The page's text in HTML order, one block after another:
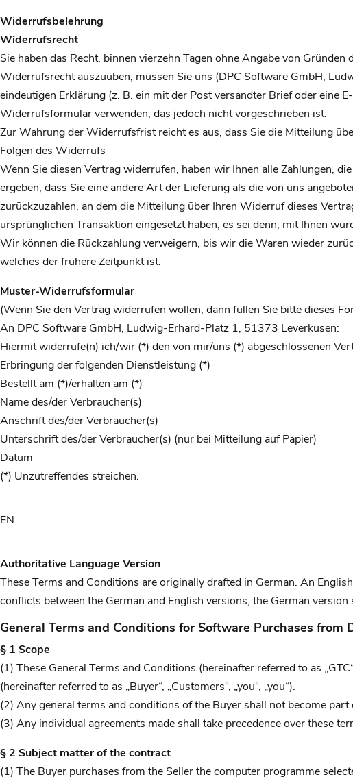
Widerrufsbelehrung
Widerrufsrecht
Sie haben das Recht, binnen vierzehn Tagen ohne Angabe von
Widerrufsrecht auszuüben, müssen Sie uns (DPC Software GmbH,
eindeutigen Erklärung (z. B. ein mit der Post versandter Brief oder eine
Widerrufsformular verwenden, das jedoch nicht vorgeschrieben ist.
Zur Wahrung der Widerrufsfrist reicht es aus, dass Sie die Mitteilung
Folgen des Widerrufs
Wenn Sie diesen Vertrag widerrufen, haben wir Ihnen alle Zahlungen,
ergeben, dass Sie eine andere Art der Lieferung als die von uns
zurückzuzahlen, an dem die Mitteilung über Ihren Widerruf dieses
ursprünglichen Transaktion eingesetzt haben, es sei denn, mit Ihnen
Wir können die Rückzahlung verweigern, bis wir die Waren wieder
welches der frühere Zeitpunkt ist.
Muster-Widerrufsformular
(Wenn Sie den Vertrag widerrufen wollen, dann füllen Sie bitte dieses
An DPC Software GmbH, Ludwig-Erhard-Platz 1, 51373 Leverkusen:
Hiermit widerrufe(n) ich/wir (*) den von mir/uns (*) abgeschlossenen
Erbringung der folgenden Dienstleistung (*)
Bestellt am (*)/erhalten am (*)
Name des/der Verbraucher(s)
Anschrift des/der Verbraucher(s)
Unterschrift des/der Verbraucher(s) (nur bei Mitteilung auf Papier)
Datum
(*) Unzutreffendes streichen.
EN
Authoritative Language Version
These Terms and Conditions are originally drafted in German. An
conflicts between the German and English versions, the German
General Terms and Conditions for Software Purchases from
§ 1 Scope
(1) These General Terms and Conditions (hereinafter referred to as
(hereinafter referred to as „Buyer“, „Customers“, „you“, „you“).
(2) Any general terms and conditions of the Buyer shall not become part
(3) Any individual agreements made shall take precedence over these
§ 2 Subject matter of the contract
(1) The Buyer purchases from the Seller the computer programme